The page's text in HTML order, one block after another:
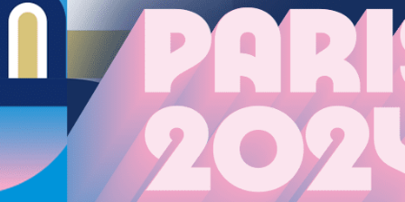
新聞 評論
人民領袖習近平 熱解讀
小央視頻 小央直播 直播
現場 快看 藍海
體育 競猜 2026年世界盃